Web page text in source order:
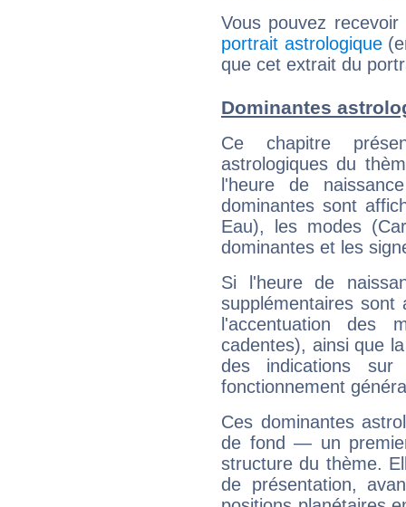
Vous pouvez
portrait astrologique
que cet extrait du
Dominantes
Ce chapitre
astrologiques du
l'heure de
dominantes sont
Eau), les modes
dominantes et les
Si l'heure de
supplémentaires sont
l'accentuation des
cadentes), ainsi que
des indications sur
fonctionnement
Ces dominantes
de fond — un
structure du thème.
de présentation,